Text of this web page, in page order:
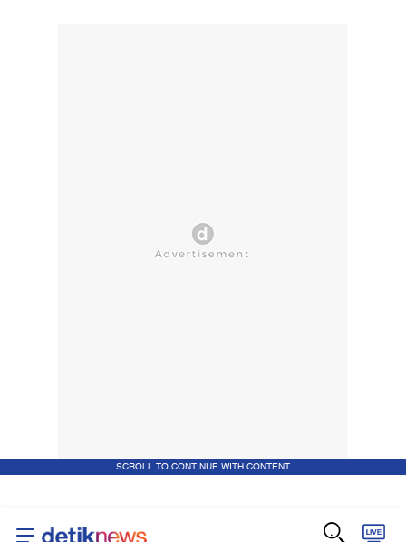
SCROLL TO CONTINUE WITH CONTENT